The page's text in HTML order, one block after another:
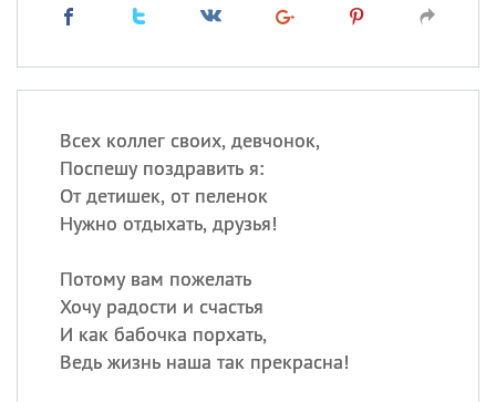
Всех коллег своих, девчонок,
Поспешу поздравить я:
От детишек, от пеленок
Нужно отдыхать, друзья!
Потому вам пожелать
Хочу радости и счастья
И как бабочка порхать,
Ведь жизнь наша так прекрасна!